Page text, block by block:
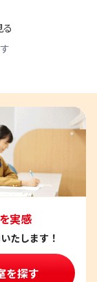
実感
たします！
を探す